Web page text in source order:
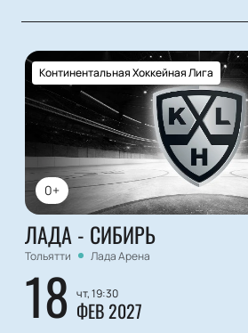
0+
Континентальная Хоккейная Лига
ЛАДА - СИБИРЬ
Тольятти Лада Арена
18 чт, 19:30
ФЕВ 2027